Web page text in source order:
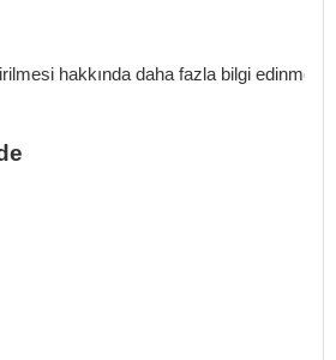
hakkında daha fazla bilgi edinmek